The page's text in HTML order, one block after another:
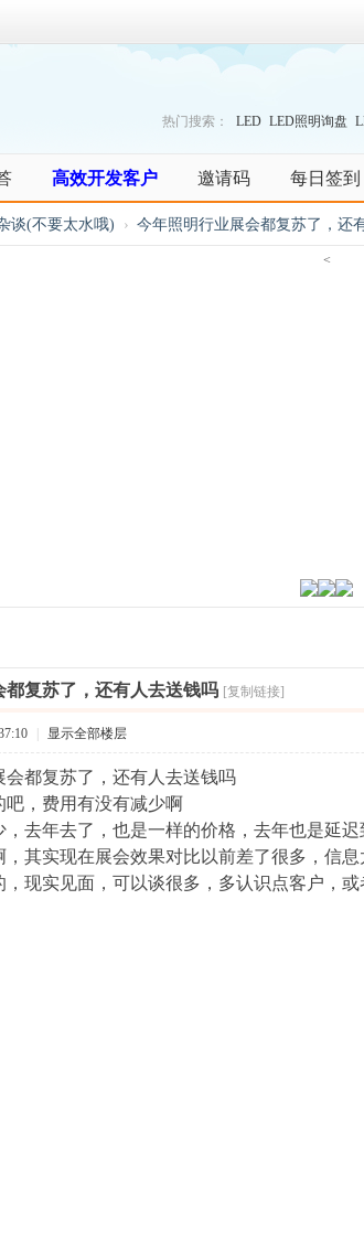
热门搜索： LED LED照明询盘
高效开发客户 邀请码 每日签到
谈(不要太水哦) › 今年照明行业展会都复苏了，还
<
都复苏了，还有人去送钱吗 [复制链接]
显示全部楼层
会都复苏了，还有人去送钱吗
吧，费用有没有减少啊
，去年去了，也是一样的价格，去年也是延迟
其实现在展会效果对比以前差了很多，信
现实见面，可以谈很多，多认识点客户，